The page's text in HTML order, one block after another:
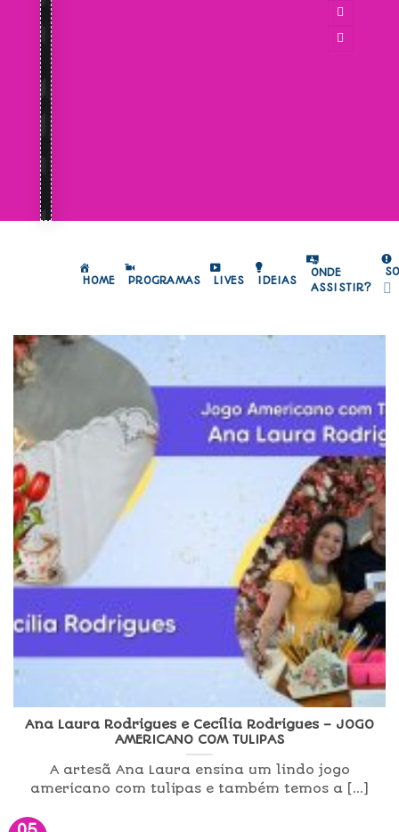
HOME PROGRAMAS LIVES IDEIAS
ONDE
ASSISTIR?
Ana Laura Rodrigues e Cecília Rodrigues – JOGO
AMERICANO COM TULIPAS
A artesã Ana Laura ensina um lindo jogo
americano com tulipas e também temos a [...]